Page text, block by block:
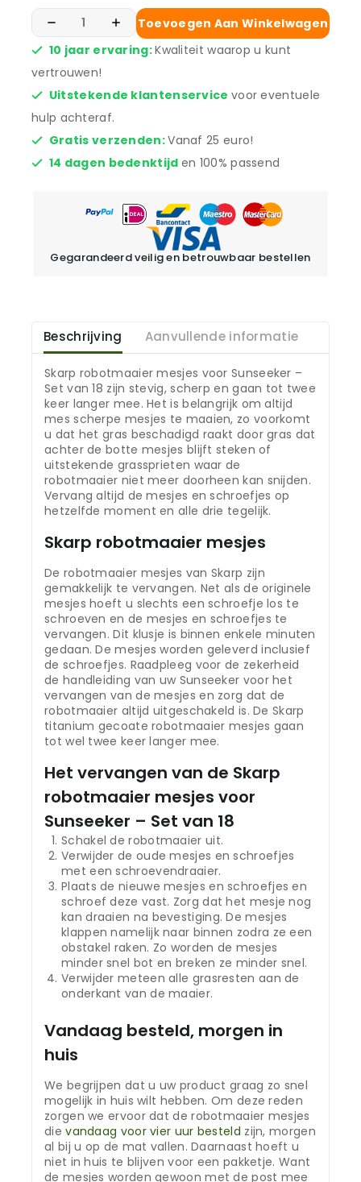
Toevoegen Aan Winkelwagen
10 jaar ervaring:Kwaliteit waarop u kunt
vertrouwen!
Uitstekende klantenservice voor eventuele
hulp achteraf.
Gratis verzenden:Vanaf 25 euro!
14 dagen bedenktijd en 100% passend
Gegarandeerd veilig en betrouwbaar bestellen
Beschrijving Aanvullende informatie
Skarp robotmaaier mesjes voor Sunseeker –
Set van 18 zijn stevig, scherp en gaan tot twee
keer langer mee. Het is belangrijk om altijd
mes scherpe mesjes te maaien, zo voorkomt
u dat het gras beschadigd raakt door gras dat
achter de botte mesjes blijft steken of
uitstekende grassprieten waar de
robotmaaier niet meer doorheen kan snijden.
Vervang altijd de mesjes en schroefjes op
hetzelfde moment en alle drie tegelijk.
Skarp robotmaaier mesjes
De robotmaaier mesjes van Skarp zijn
gemakkelijk te vervangen. Net als de originele
mesjes hoeft u slechts een schroefje los te
schroeven en de mesjes en schroefjes te
vervangen. Dit klusje is binnen enkele minuten
gedaan. De mesjes worden geleverd inclusief
de schroefjes. Raadpleeg voor de zekerheid
de handleiding van uw Sunseeker voor het
vervangen van de mesjes en zorg dat de
robotmaaier altijd uitgeschakeld is. De Skarp
titanium gecoate robotmaaier mesjes gaan
tot wel twee keer langer mee.
Het vervangen van de Skarp
robotmaaier mesjes voor
Sunseeker – Set van 18
Schakel de robotmaaier uit.
Verwijder de oude mesjes en schroefjes
met een schroevendraaier.
Plaats de nieuwe mesjes en schroefjes en
schroef deze vast. Zorg dat het mesje nog
kan draaien na bevestiging. De mesjes
klappen namelijk naar binnen zodra ze een
obstakel raken. Zo worden de mesjes
minder snel bot en breken ze minder snel.
Verwijder meteen alle grasresten aan de
onderkant van de maaier.
Vandaag besteld, morgen in
huis
We begrijpen dat u uw product graag zo snel
mogelijk in huis wilt hebben. Om deze reden
zorgen we ervoor dat de robotmaaier mesjes
dievandaag voor vier uur besteld zijn, morgen
al bij u op de mat vallen. Daarnaast hoeft u
niet in huis te blijven voor een pakketje. Want
de mesjes worden gewoon met de post mee